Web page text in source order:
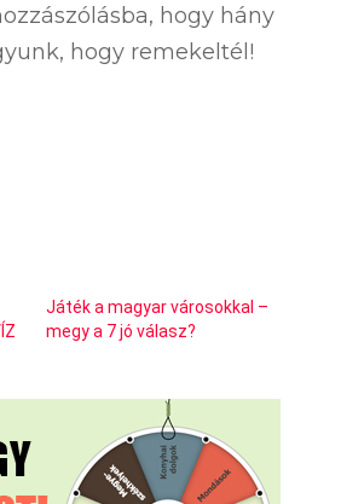
hogy hány
hogy remekeltél!
Játék a magyar városokkal –
megy a 7 jó válasz?